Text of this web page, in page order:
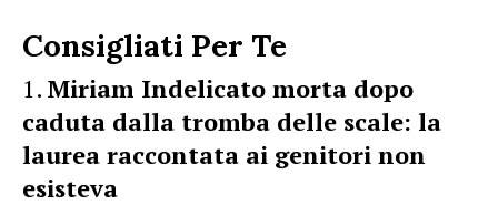
Consigliati Per Te
Miriam Indelicato morta dopo
caduta dalla tromba delle scale: la
laurea raccontata ai genitori non
esisteva